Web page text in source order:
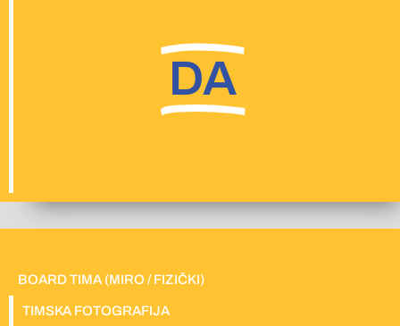
DA
BOARD TIMA (MIRO / FIZIČKI)
TIMSKA FOTOGRAFIJA